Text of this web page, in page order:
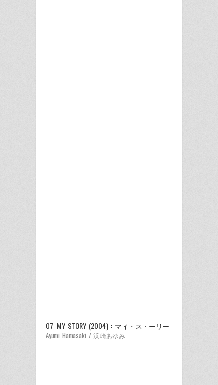
07. MY STORY (2004) : マイ・ストーリー
Ayumi Hamasaki / 浜崎あゆみ